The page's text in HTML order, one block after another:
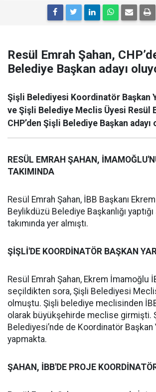
Resül Emrah Şahan,
Belediye Başkan adayı
Şişli Belediyesi Koordinatör Başkan
ve Şişli Belediye Meclis Üyesi Resül
CHP’den Şişli Belediye Başkan adayı
RESÜL EMRAH ŞAHAN,
TAKIMINDA
Resül Emrah Şahan, İBB Başkanı
Beylikdüzü Belediye Başkanlığı
takımında yer almıştı.
ŞİŞLİ'DE KOORDİNATÖR BAŞKAN
Resül Emrah Şahan, Ekrem İmamoğlu
seçildikten sora, Şişli Belediyesi
olmuştu. Şişli belediye meclisinden
olarak büyükşehirde meclise girmişti.
Belediyesi’nde de Koordinatör Başkan
yapmakta.
ŞAHAN, İBB'DE PROJE